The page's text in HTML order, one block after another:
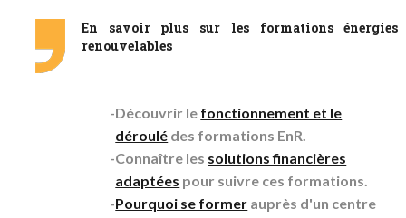
En savoir plus sur les formations énergies
renouvelables
Découvrir le fonctionnement et le
déroulé des formations EnR.
Connaître les solutions financières
adaptées pour suivre ces formations.
Pourquoi se former auprès d'un centre